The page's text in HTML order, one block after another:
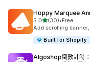
Hoppy Marquee
5.0滿分 5 顆星
(30)
共有 30 則評價
•Free
Add scrolling
Built for Shopify
Algoshop倒數計時